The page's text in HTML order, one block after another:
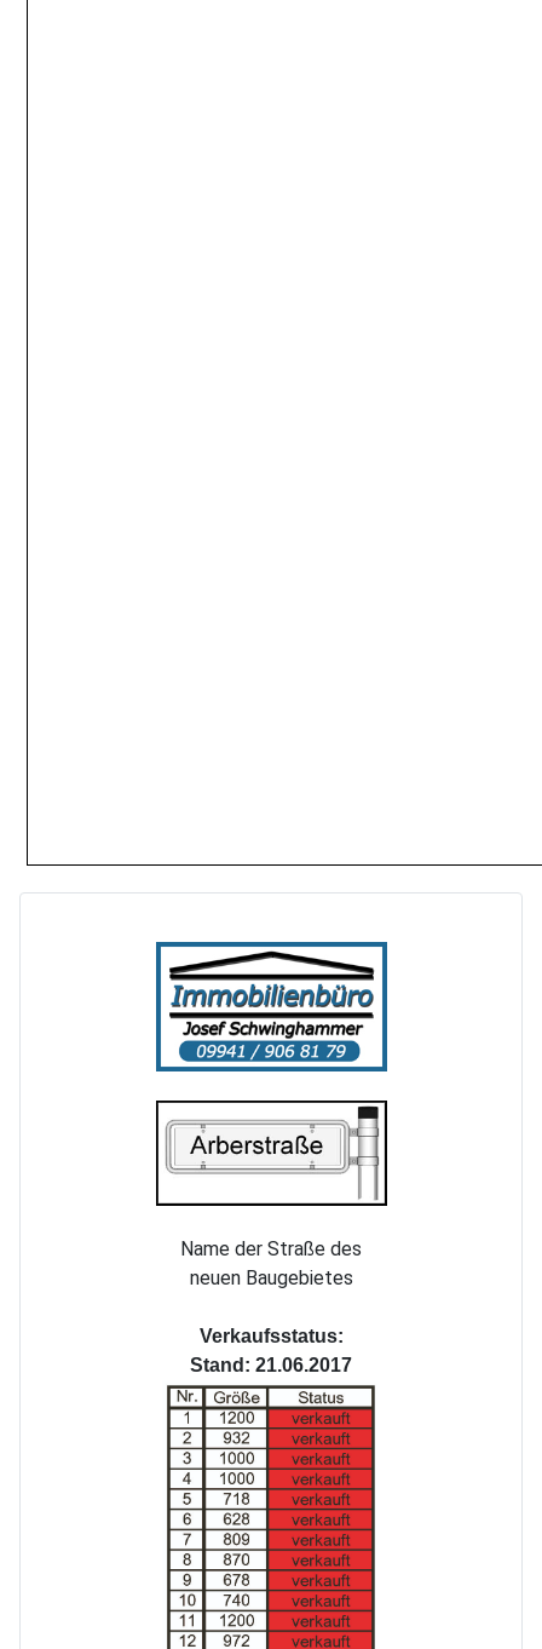
Name der Straße des
neuen Baugebietes
Verkaufsstatus:
Stand: 21.06.2017